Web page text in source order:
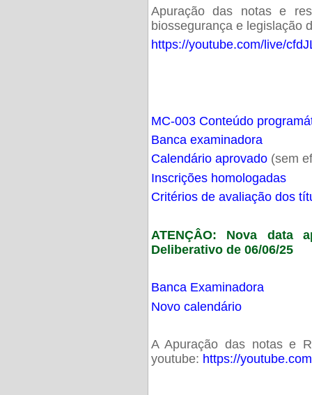
Apuração das notas e
biossegurança e legislação
https://youtube.com/live/
MC-003 Conteúdo
Banca examinadora
Calendário aprovado(sem
Inscrições homologadas
Critérios de avaliação dos
ATENÇÂO: Nova data
Deliberativo de 06/06/25
Banca Examinadora
Novo calendário
A Apuração das notas e
youtube: https://